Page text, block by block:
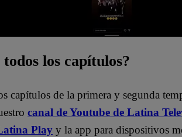
los capítulos?
capítulos de la primera y segunda
canal de Youtube de Latina
Play y la app para dispositivos